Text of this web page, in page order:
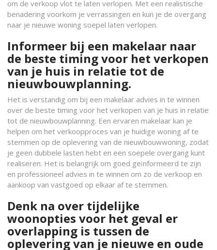
om de verkoop vlot te laten verlopen. Met een realistische
benadering voorkom je verrassingen en kun je de overgang
naar je nieuwe woning soepel laten verlopen.
Informeer bij een makelaar naar
de beste timing voor het verkopen
van je huis in relatie tot de
nieuwbouwplanning.
Het is verstandig om bij een makelaar advies in te winnen
over de beste timing voor het verkopen van je huis in relatie
tot de nieuwbouwplanning. Een ervaren makelaar kan je
helpen om het verkoopproces van je huidige woning af te
stemmen op de oplevering van de nieuwbouwwoning, zodat
je geen dubbele lasten hebt en een soepele overgang kunt
realiseren. Het is belangrijk om goed geïnformeerd te zijn
en professioneel advies in te winnen om zo de verkoop en
aankoop van vastgoed op elkaar af te stemmen.
Denk na over tijdelijke
woonopties voor het geval er
overlapping is tussen de
oplevering van je nieuwe en oude